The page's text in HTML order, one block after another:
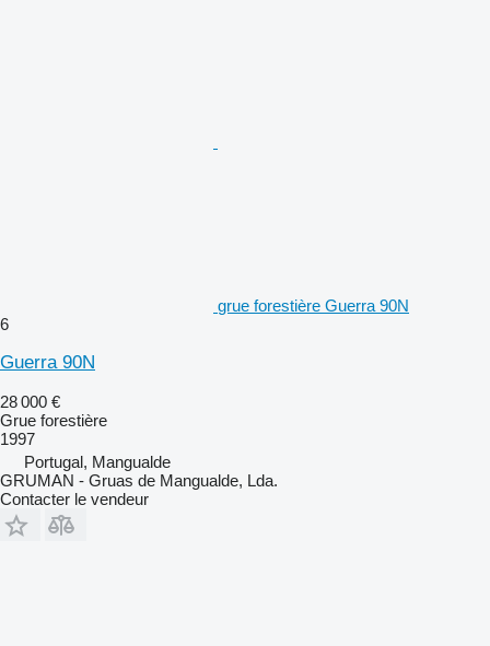
grue forestière Guerra 90N
6
Guerra 90N
28 000 €
Grue forestière
1997
Portugal, Mangualde
GRUMAN - Gruas de Mangualde, Lda.
Contacter le vendeur